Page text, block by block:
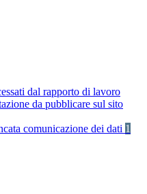
dal rapporto di lavoro
da pubblicare sul sito
comunicazione dei dati 1